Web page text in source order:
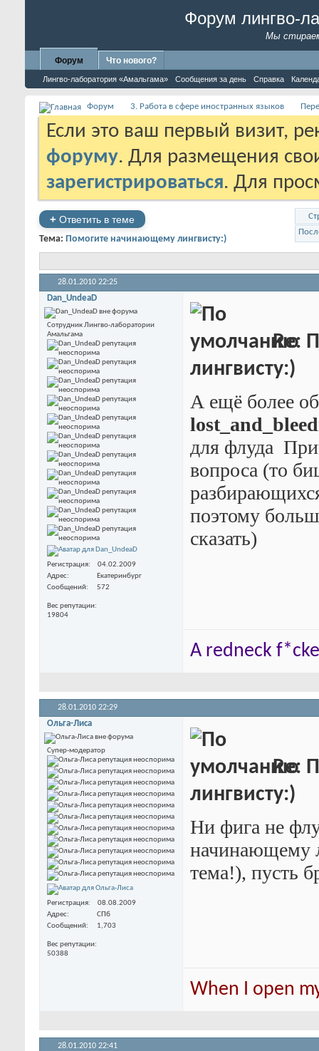
Форум лингво-
Мы
Форум
Лингво-лаборатория «Амальгама» Сообщения за день Справка
Что нового?
Форум 3. Работа в сфере иностранных языков
Если это ваш первый визит,
форуму. Для размещения
зарегистрироваться. Для
+ Ответить в теме
Тема: Помогите начинающему лингвисту:)
28.01.2010 22:25
Dan_UndeaD
Сотрудник Лингво-лаборатории
Амальгама
Регистрация
04.02.2009
Адрес
Екатеринбург
Сообщений
572
Вес репутации
19804
Re:
лингвисту:)
А ещё более
для флуда
вопроса (то
поэтому
сказать)
A redneck
28.01.2010 22:29
Ольга-Лиса
Супер-модератор
Регистрация
08.08.2009
Адрес
СПб
Сообщений
1,703
Вес репутации
50388
Re:
лингвисту:)
Ни фига не
начинающему
тема!), пусть
When I open
28.01.2010 22:41